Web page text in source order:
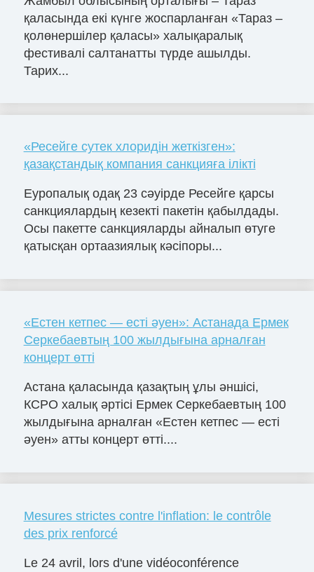
қаласында екі күнге жоспарланған «Тараз –
қолөнершілер қаласы» халықаралық
фестивалі салтанатты түрде ашылды.
Тарих...
«Ресейге сутек хлоридін жеткізген»:
қазақстандық компания санкцияға ілікті
Еуропалық одақ 23 сәуірде Ресейге қарсы
санкциялардың кезекті пакетін қабылдады.
Осы пакетте санкцияларды айналып өтуге
қатысқан ортаазиялық кәсіпоры...
«Естен кетпес — есті әуен»: Астанада Ермек
Серкебаевтың 100 жылдығына арналған
концерт өтті
Астана қаласында қазақтың ұлы әншісі,
КСРО халық әртісі Ермек Серкебаевтың 100
жылдығына арналған «Естен кетпес — есті
әуен» атты концерт өтті....
Mesures strictes contre l'inflation: le contrôle
des prix renforcé
Le 24 avril, lors d'une vidéoconférence